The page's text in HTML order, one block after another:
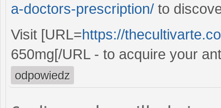
a-doctors-prescription/ to
Visit [URL=https://
650mg[/URL - to acquire your
odpowiedz